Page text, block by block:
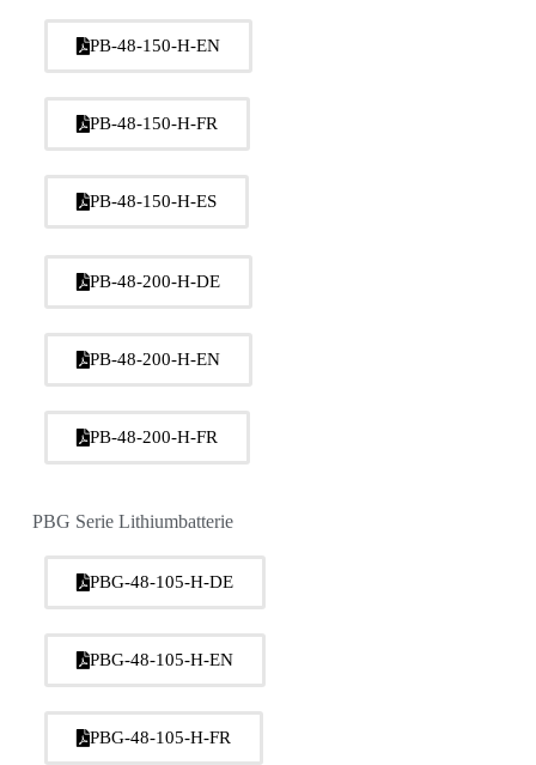
PB-48-150-H-EN
PB-48-150-H-FR
PB-48-150-H-ES
PB-48-200-H-DE
PB-48-200-H-EN
PB-48-200-H-FR
PBG Serie Lithiumbatterie
PBG-48-105-H-DE
PBG-48-105-H-EN
PBG-48-105-H-FR